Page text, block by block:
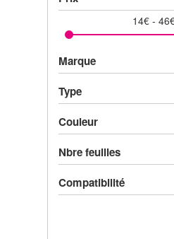
14€- 46
Marque
Type
Couleur
Nbre feuilles
Compatibilité